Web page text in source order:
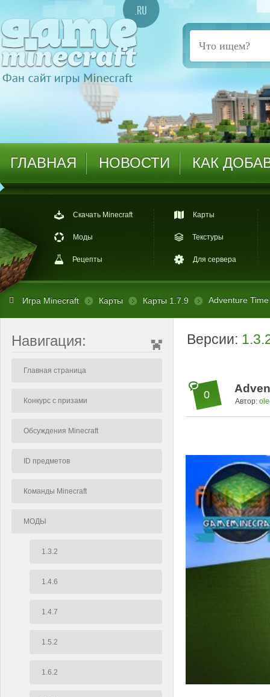
ГЛАВНАЯ НОВОСТИ КАК
Скачать Minecraft
Моды
Рецепты
Карты
Текстуры
Для сервера
Игра Minecraft Карты Карты 1.7.9 Adventure
Навигация:
Главная страница
Конкурс с призами
Обсуждения Minecraft
ID предметов
Команды Minecraft
МОДЫ
1.3.2
1.4.6
1.4.7
1.5.2
1.6.2
Версии:
0
Автор: